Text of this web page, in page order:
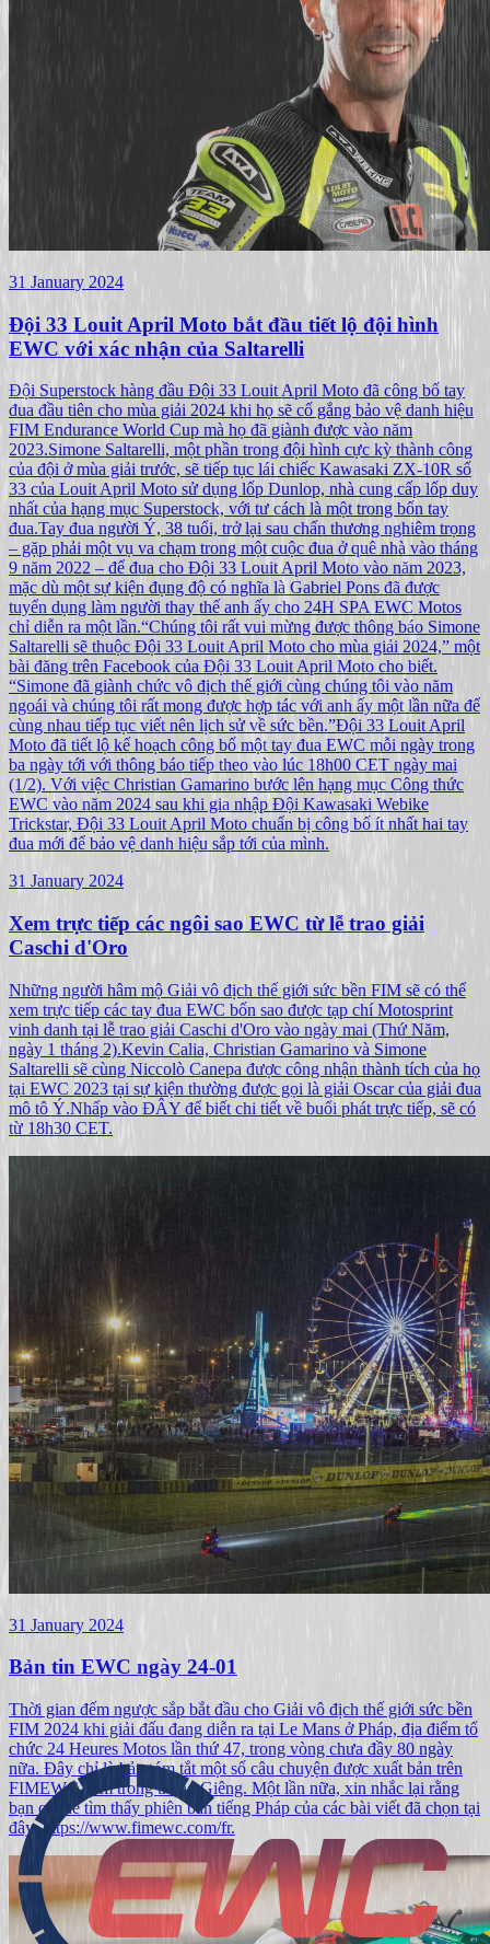
31 January 2024
Đội 33 Louit April Moto bắt đầu tiết lộ đội hình
EWC với xác nhận của Saltarelli
Đội Superstock hàng đầu Đội 33 Louit April Moto đã công bố tay
đua đầu tiên cho mùa giải 2024 khi họ sẽ cố gắng bảo vệ danh hiệu
FIM Endurance World Cup mà họ đã giành được vào năm
2023.Simone Saltarelli, một phần trong đội hình cực kỳ thành công
của đội ở mùa giải trước, sẽ tiếp tục lái chiếc Kawasaki ZX-10R số
33 của Louit April Moto sử dụng lốp Dunlop, nhà cung cấp lốp duy
nhất của hạng mục Superstock, với tư cách là một trong bốn tay
đua.Tay đua người Ý, 38 tuổi, trở lại sau chấn thương nghiêm trọng
– gặp phải một vụ va chạm trong một cuộc đua ở quê nhà vào tháng
9 năm 2022 – để đua cho Đội 33 Louit April Moto vào năm 2023,
mặc dù một sự kiện đụng độ có nghĩa là Gabriel Pons đã được
tuyển dụng làm người thay thế anh ấy cho 24H SPA EWC Motos
chỉ diễn ra một lần.“Chúng tôi rất vui mừng được thông báo Simone
Saltarelli sẽ thuộc Đội 33 Louit April Moto cho mùa giải 2024,” một
bài đăng trên Facebook của Đội 33 Louit April Moto cho biết.
“Simone đã giành chức vô địch thế giới cùng chúng tôi vào năm
ngoái và chúng tôi rất mong được hợp tác với anh ấy một lần nữa để
cùng nhau tiếp tục viết nên lịch sử về sức bền.”Đội 33 Louit April
Moto đã tiết lộ kế hoạch công bố một tay đua EWC mỗi ngày trong
ba ngày tới với thông báo tiếp theo vào lúc 18h00 CET ngày mai
(1/2). Với việc Christian Gamarino bước lên hạng mục Công thức
EWC vào năm 2024 sau khi gia nhập Đội Kawasaki Webike
Trickstar, Đội 33 Louit April Moto chuẩn bị công bố ít nhất hai tay
đua mới để bảo vệ danh hiệu sắp tới của mình.
31 January 2024
Xem trực tiếp các ngôi sao EWC từ lễ trao giải
Caschi d'Oro
Những người hâm mộ Giải vô địch thế giới sức bền FIM sẽ có thể
xem trực tiếp các tay đua EWC bốn sao được tạp chí Motosprint
vinh danh tại lễ trao giải Caschi d'Oro vào ngày mai (Thứ Năm,
ngày 1 tháng 2).Kevin Calia, Christian Gamarino và Simone
Saltarelli sẽ cùng Niccolò Canepa được công nhận thành tích của họ
tại EWC 2023 tại sự kiện thường được gọi là giải Oscar của giải đua
mô tô Ý.Nhấp vào ĐÂY để biết chi tiết về buổi phát trực tiếp, sẽ có
từ 18h30 CET.​
31 January 2024
Bản tin EWC ngày 24-01
Thời gian đếm ngược sắp bắt đầu cho Giải vô địch thế giới sức bền
FIM 2024 khi giải đấu đang diễn ra tại Le Mans ở Pháp, địa điểm tổ
chức 24 Heures Motos lần thứ 47, trong vòng chưa đầy 80 ngày
nữa. Đây chỉ là bản tóm tắt một số câu chuyện được xuất bản trên
FIMEWC.com trong tháng Giêng. Một lần nữa, xin nhắc lại rằng
bạn có thể tìm thấy phiên bản tiếng Pháp của các bài viết đã chọn tại
đây: https://www.fimewc.com/fr.